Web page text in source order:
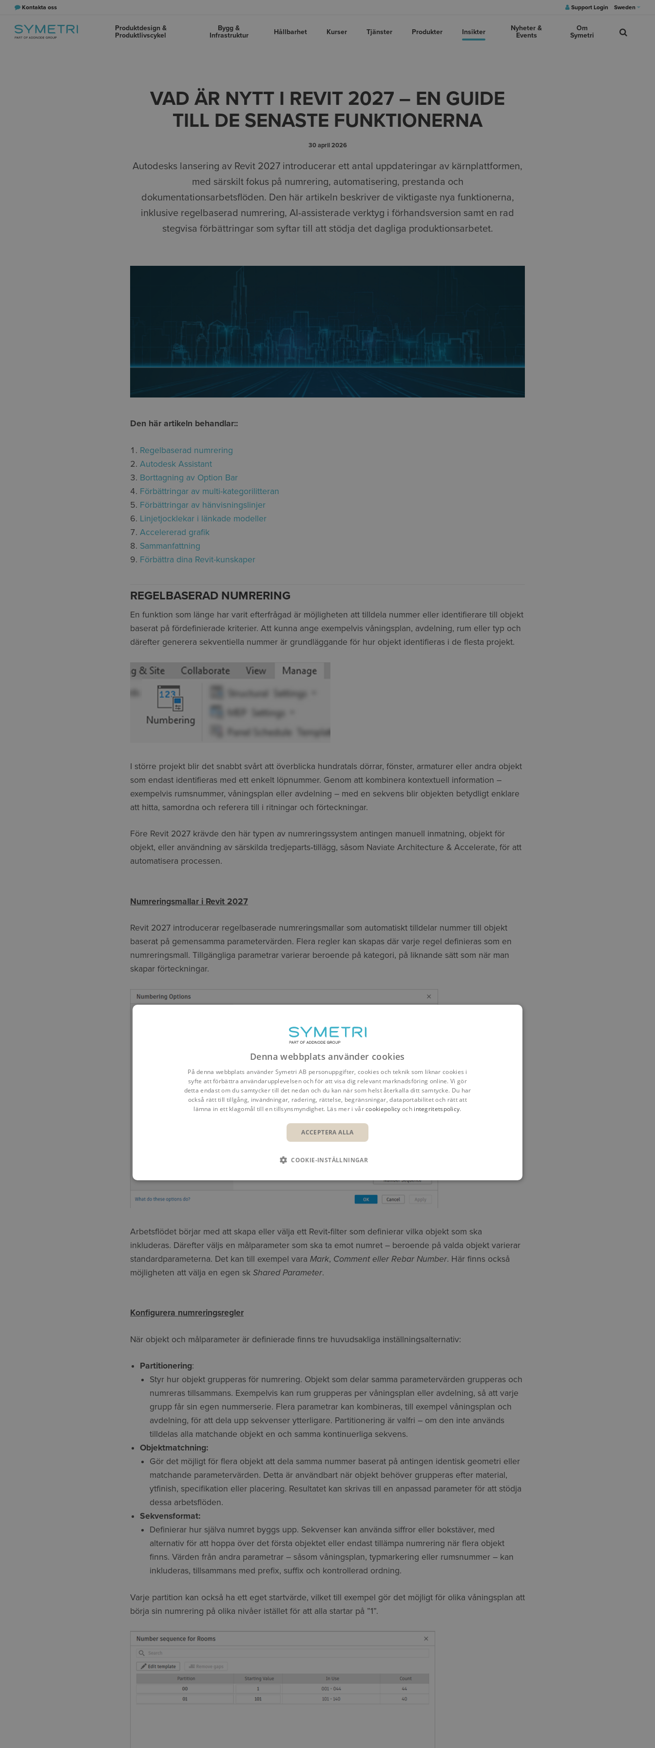
Kontakta oss Support Login Sweden
Produktdesign &
Produktlivscykel
Bygg &
Infrastruktur
Hållbarhet Kurser Tjänster Produkter Insikter
Nyheter &
Events
Om
Symetri
VAD ÄR NYTT I REVIT 2027 – EN GUIDE
TILL DE SENASTE FUNKTIONERNA
30 april 2026
Autodesks lansering av Revit 2027 introducerar ett antal uppdateringar av kärnplattformen,
med särskilt fokus på numrering, automatisering, prestanda och
dokumentationsarbetsflöden. Den här artikeln beskriver de viktigaste nya funktionerna,
inklusive regelbaserad numrering, AI-assisterade verktyg i förhandsversion samt en rad
stegvisa förbättringar som syftar till att stödja det dagliga produktionsarbetet.
Den här artikeln behandlar::
Regelbaserad numrering
Autodesk Assistant
Borttagning av Option Bar
Förbättringar av multi-kategorilitteran
Förbättringar av hänvisningslinjer
Linjetjocklekar i länkade modeller
Accelererad grafik
Sammanfattning
Förbättra dina Revit-kunskaper
REGELBASERAD NUMRERING
En funktion som länge har varit efterfrågad är möjligheten att tilldela nummer eller identifierare till objekt
baserat på fördefinierade kriterier. Att kunna ange exempelvis våningsplan, avdelning, rum eller typ och
därefter generera sekventiella nummer är grundläggande för hur objekt identifieras i de flesta projekt.
I större projekt blir det snabbt svårt att överblicka hundratals dörrar, fönster, armaturer eller andra objekt
som endast identifieras med ett enkelt löpnummer. Genom att kombinera kontextuell information –
exempelvis rumsnummer, våningsplan eller avdelning – med en sekvens blir objekten betydligt enklare
att hitta, samordna och referera till i ritningar och förteckningar.
Före Revit 2027 krävde den här typen av numreringssystem antingen manuell inmatning, objekt för
objekt, eller användning av särskilda tredjeparts‑tillägg, såsom Naviate Architecture & Accelerate, för att
automatisera processen.
Numreringsmallar i Revit 2027
Revit 2027 introducerar regelbaserade numreringsmallar som automatiskt tilldelar nummer till objekt
baserat på gemensamma parametervärden. Flera regler kan skapas där varje regel definieras som en
numreringsmall. Tillgängliga parametrar varierar beroende på kategori, på liknande sätt som när man
skapar förteckningar.
Arbetsflödet börjar med att skapa eller välja ett Revit‑filter som definierar vilka objekt som ska
inkluderas. Därefter väljs en målparameter som ska ta emot numret – beroende på valda objekt varierar
standardparameterna. Det kan till exempel vara Mark, Comment eller Rebar Number. Här finns också
möjligheten att välja en egen sk Shared Parameter.
Konfigurera numreringsregler
När objekt och målparameter är definierade finns tre huvudsakliga inställningsalternativ:
Partitionering:
Styr hur objekt grupperas för numrering. Objekt som delar samma parametervärden grupperas och
numreras tillsammans. Exempelvis kan rum grupperas per våningsplan eller avdelning, så att varje
grupp får sin egen nummerserie. Flera parametrar kan kombineras, till exempel våningsplan och
avdelning, för att dela upp sekvenser ytterligare. Partitionering är valfri – om den inte används
tilldelas alla matchande objekt en och samma kontinuerliga sekvens.
Objektmatchning:
Gör det möjligt för flera objekt att dela samma nummer baserat på antingen identisk geometri eller
matchande parametervärden. Detta är användbart när objekt behöver grupperas efter material,
ytfinish, specifikation eller placering. Resultatet kan skrivas till en anpassad parameter för att stödja
dessa arbetsflöden.
Sekvensformat:
Definierar hur själva numret byggs upp. Sekvenser kan använda siffror eller bokstäver, med
alternativ för att hoppa över det första objektet eller endast tillämpa numrering när flera objekt
finns. Värden från andra parametrar – såsom våningsplan, typmarkering eller rumsnummer – kan
inkluderas, tillsammans med prefix, suffix och kontrollerad ordning.
Varje partition kan också ha ett eget startvärde, vilket till exempel gör det möjligt för olika våningsplan att
börja sin numrering på olika nivåer istället för att alla startar på ”1”.
Denna webbplats använder cookies
På denna webbplats använder Symetri AB personuppgifter, cookies och teknik som liknar cookies i
syfte att förbättra användarupplevelsen och för att visa dig relevant marknadsföring online. Vi gör
detta endast om du samtycker till det nedan och du kan när som helst återkalla ditt samtycke. Du har
också rätt till tillgång, invändningar, radering, rättelse, begränsningar, dataportabilitet och rätt att
lämna in ett klagomål till en tillsynsmyndighet. Läs mer i vårcookiepolicy och integritetspolicy.
ACCEPTERA ALLA
COOKIE-INSTÄLLNINGAR